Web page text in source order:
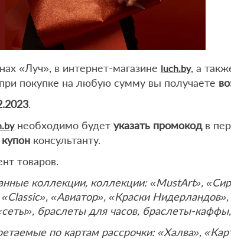
«Луч», в интернет-магазине luch.by, а
покупке на любую сумму вы получаете
.
необходимо будет указать промокодв
консультанту.
товаров.
коллекции, коллекции: «MustArt»,
«Авиатор», «Краски
браслеты для часов, браслеты-
по картам рассрочки: «Халва»,